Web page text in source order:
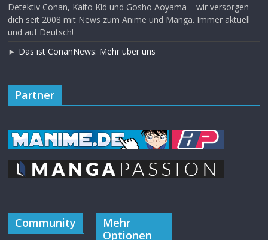
Detektiv Conan, Kaito Kid und Gosho Aoyama – wir versorgen
dich seit 2008 mit News zum Anime und Manga. Immer aktuell
und auf Deutsch!
► Das ist ConanNews: Mehr über uns
Partner
Community
Mehr
Optionen